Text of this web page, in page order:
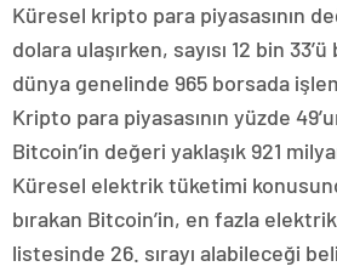
Küresel kripto para piyasasının
dolara ulaşırken, sayısı 12 bin
dünya genelinde 965 borsada
Kripto para piyasasının yüzde
Bitcoin’in değeri yaklaşık 921
Küresel elektrik tüketimi
bırakan Bitcoin’in, en fazla
listesinde 26. sırayı alabileceği